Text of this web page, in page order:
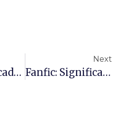
Vibe: Significado, Origem E Como Usar Essa Palavra No Dia A Dia
Next
Fanfic: Significado, Origem E Como Esse Fenômeno Conquistou Fãs No Mundo Todo